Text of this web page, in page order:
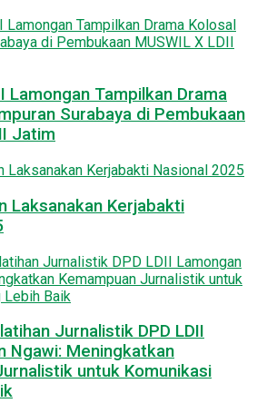
Lamongan Tampilkan Drama
Surabaya di Pembukaan
Jatim
Laksanakan Kerjabakti
Jurnalistik DPD LDII
Ngawi: Meningkatkan
untuk Komunikasi